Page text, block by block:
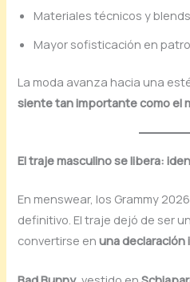
Materiales técnicos y
Mayor sofisticación en
La moda avanza hacia una
siente tan importante como el
El traje masculino se libera:
En menswear, los Grammy
definitivo. El traje dejó de ser
convertirse enuna declaración